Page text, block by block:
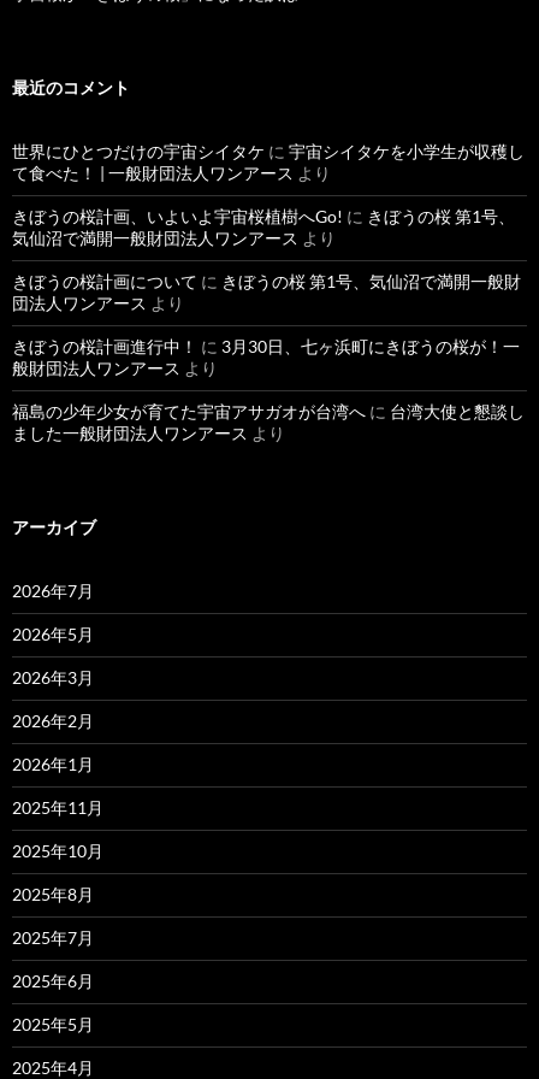
最近のコメント
世界にひとつだけの宇宙シイタケ に 宇宙シイタケを小学生が収穫し
て食べた！ | 一般財団法人ワンアース より
きぼうの桜計画、いよいよ宇宙桜植樹へGo! に きぼうの桜 第1号、
気仙沼で満開一般財団法人ワンアース より
きぼうの桜計画について に きぼうの桜 第1号、気仙沼で満開一般財
団法人ワンアース より
きぼうの桜計画進行中！ に 3月30日、七ヶ浜町にきぼうの桜が！一
般財団法人ワンアース より
福島の少年少女が育てた宇宙アサガオが台湾へ に 台湾大使と懇談し
ました一般財団法人ワンアース より
アーカイブ
2026年7月
2026年5月
2026年3月
2026年2月
2026年1月
2025年11月
2025年10月
2025年8月
2025年7月
2025年6月
2025年5月
2025年4月